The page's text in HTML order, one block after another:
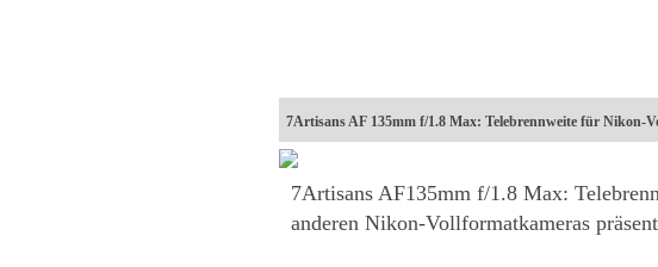
7Artisans AF 135mm f/1.8 Max: Telebrennweite für Nikon-
7Artisans AF135mm f/1.8 Max:
anderen Nikon-Vollformatkameras